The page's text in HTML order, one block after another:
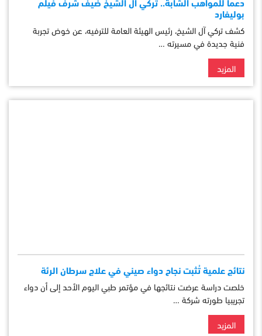
بوليفارد
كشف تركي آل الشيخ، رئيس الهيئة العامة للترفيه، عن خوض تجربة
فنية جديدة في مسيرته …
المزيد
نتائج علمية تُثبت نجاح دواء صيني في علاج سرطان الرئة
خلصت دراسة عرضت نتائجها في مؤتمر طبي اليوم الأحد إلى أن دواء
تجريبيا طورته شركة …
المزيد